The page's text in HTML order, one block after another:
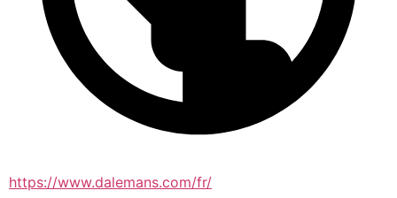
https://www.dalemans.com/fr/